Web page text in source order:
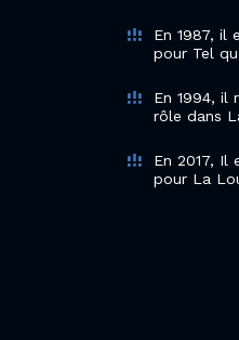
En 1987, il
pour Tel
En 1994, il
rôle dans
En 2017, Il
pour La